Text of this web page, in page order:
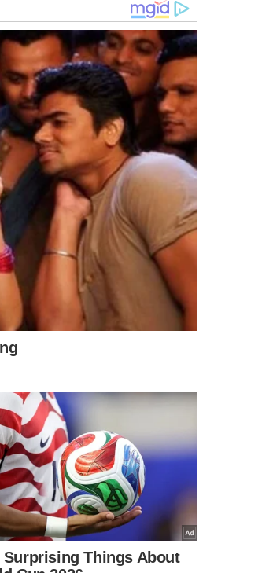
do acidente são da cidade de Itiúba. A
na rodovia e não resistiu ao atropelamento.
o animal tenha fugido e ido para a